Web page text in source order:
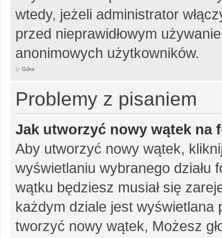
wtedy, jeżeli administrator
przed nieprawidłowym
anonimowych użytkowników.
Góra
Problemy z pisaniem
Jak utworzyć nowy wątek na
Aby utworzyć nowy wątek,
wyświetlaniu wybranego działu
wątku będziesz musiał się
każdym dziale jest wyświetlana
tworzyć nowy wątek, Możesz